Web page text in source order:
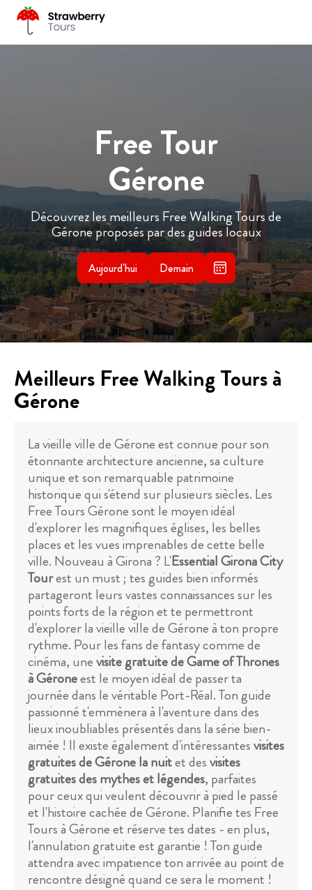
Free Tour
Gérone
Découvrez les meilleurs Free Walking Tours de
Gérone proposés par des guides locaux
Aujourd'hui Demain
Meilleurs Free Walking Tours à
Gérone
La vieille ville de Gérone est connue pour son
étonnante architecture ancienne, sa culture
unique et son remarquable patrimoine
historique qui s'étend sur plusieurs siècles. Les
Free Tours Gérone sont le moyen idéal
d'explorer les magnifiques églises, les belles
places et les vues imprenables de cette belle
ville. Nouveau à Girona ? L'Essential Girona City
Tourest un must ; tes guides bien informés
partageront leurs vastes connaissances sur les
points forts de la région et te permettront
d'explorer la vieille ville de Gérone à ton propre
rythme. Pour les fans de fantasy comme de
cinéma, unevisite gratuite de Game of Thrones
à Géroneest le moyen idéal de passer ta
journée dans le véritable Port-Réal. Ton guide
passionné t'emmènera à l'aventure dans des
lieux inoubliables présentés dans la série bien-
aimée ! Il existe également d'intéressantesvisites
gratuites de Gérone la nuitet desvisites
gratuites des mythes et légendes, parfaites
pour ceux qui veulent découvrir à pied le passé
et l'histoire cachée de Gérone. Planifie tes Free
Tours à Gérone et réserve tes dates - en plus,
l'annulation gratuite est garantie ! Ton guide
attendra avec impatience ton arrivée au point de
rencontre désigné quand ce sera le moment !